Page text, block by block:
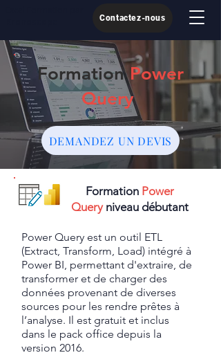
Contactez-nous
FormationPower
Query
DEMANDEZ UN DEVIS
Formation Power
Query niveau débutant
Power Query est un outil ETL
(Extract, Transform, Load) intégré à
Power BI, permettant d'extraire, de
transformer et de charger des
données provenant de diverses
sources pour les rendre prêtes à
l’analyse. Il est gratuit et inclus
dans le pack office depuis la
version 2016.